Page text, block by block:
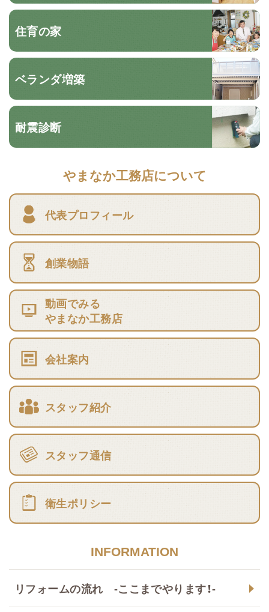
住育の家
ベランダ増築
耐震診断
やまなか工務店について
代表プロフィール
創業物語
動画でみる
やまなか工務店
会社案内
スタッフ紹介
スタッフ通信
衛生ポリシー
INFORMATION
リフォームの流れ -ここまでやります！-